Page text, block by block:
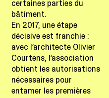
certaines parties du
bâtiment.
En 2017, une étape
décisive est franchie :
avec l’architecte Olivier
Courtens, l’association
obtient les autorisations
nécessaires pour
entamer les premières